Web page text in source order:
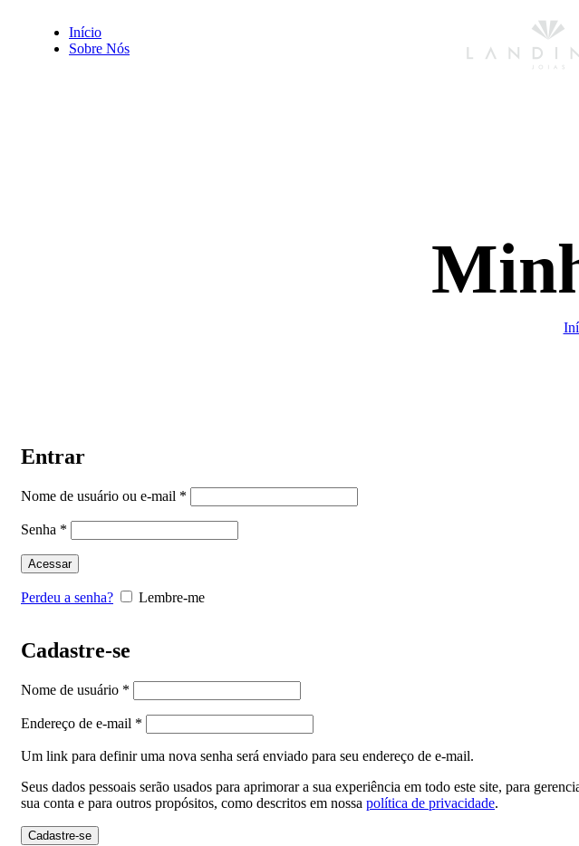
Início
Sobre Nós
Entrar
Nome de usuário ou e-mail *
Senha *
Acessar
Perdeu a senha? Lembre-me
Cadastre-se
Nome de usuário *
Endereço de e-mail *
Um link para definir uma nova senha será enviado para seu endereço de e-mail.
Seus dados pessoais serão usados para aprimorar a sua experiência em todo este site, para
sua conta e para outros propósitos, como descritos em nossa política de privacidade.
Cadastre-se